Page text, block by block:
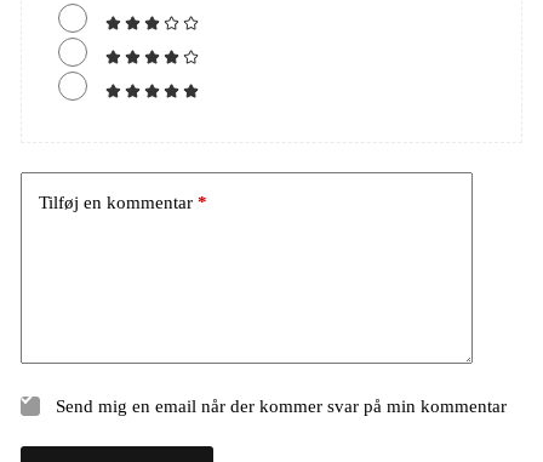
Tilføj en kommentar *
Send mig en email når der kommer svar på min kommentar